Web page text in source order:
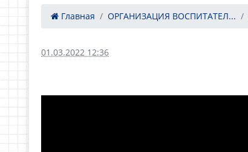
Главная ОРГАНИЗАЦИЯ ВОСПИТАТЕЛ...
01.03.2022 12:36